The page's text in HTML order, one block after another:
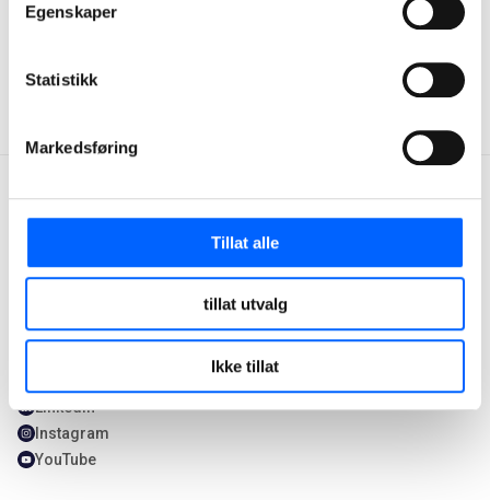
Egenskaper
Statistikk
Markedsføring
Tillat alle
tillat utvalg
Ikke tillat
Kontakt oss
LinkedIn
Instagram
YouTube
Våre tjenester
Våre tjenester